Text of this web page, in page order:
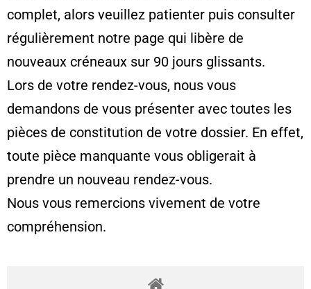
complet, alors veuillez patienter puis consulter
régulièrement notre page qui libère de
nouveaux créneaux sur 90 jours glissants.
Lors de votre rendez-vous, nous vous
demandons de vous présenter avec toutes les
pièces de constitution de votre dossier. En effet,
toute pièce manquante vous obligerait à
prendre un nouveau rendez-vous.
Nous vous remercions vivement de votre
compréhension.